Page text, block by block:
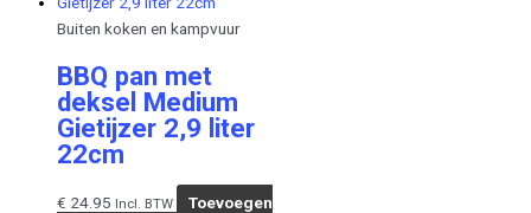
Buiten koken en kampvuur
BBQ pan met
deksel Medium
Gietijzer 2,9 liter
22cm
€ 24.95 Incl. BTW
Toevoegen